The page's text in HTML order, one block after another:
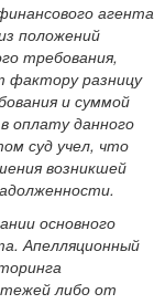
агента
положений
требования,
фактору разницу
и суммой
оплату данного
суд учел, что
возникшей
основного
Апелляционный
либо от